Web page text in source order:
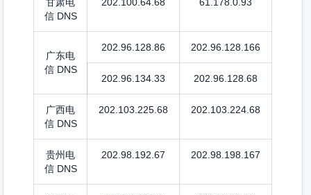
信 DNS
广东电
信 DNS
202.96.128.86 202.96.128.166
202.96.134.33 202.96.128.68
广西电
信 DNS
202.103.225.68 202.103.224.68
贵州电
信 DNS
202.98.192.67 202.98.198.167